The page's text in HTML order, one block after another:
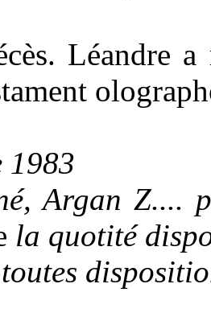
Léandre
1983
Argan Z....
la quotité